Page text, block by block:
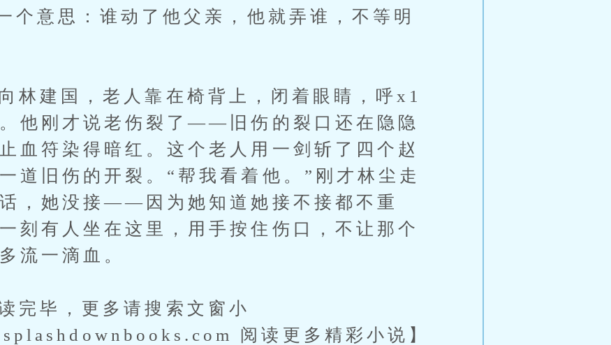
个意思：谁动了他父亲，他就弄谁，不等明
国，老人靠在椅背上，闭着眼睛，呼x1
他刚才说老伤裂了——旧伤的裂口还在隐隐
血符染得暗红。这个老人用一剑斩了四个赵
道旧伤的开裂。“帮我看着他。”刚才林尘走
，她没接——因为她知道她接不接都不重
刻有人坐在这里，用手按住伤口，不让那个
流一滴血。
，更多请搜索文窗小
阅读更多精彩小说】